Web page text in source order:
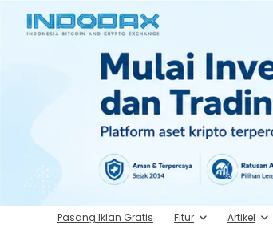
Pasang Iklan Gratis Fitur Artikel